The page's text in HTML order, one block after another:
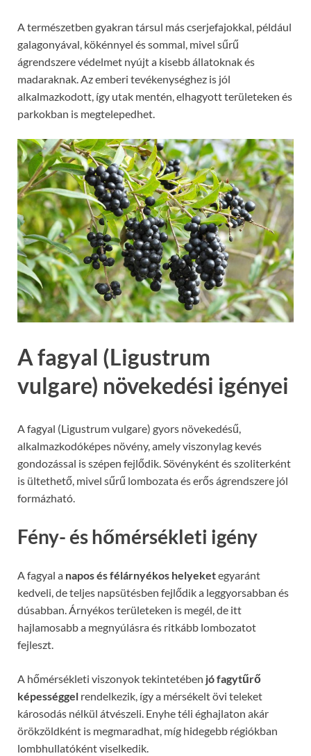
A természetben gyakran társul más cserjefajokkal, például
galagonyával, kökénnyel és sommal, mivel sűrű
ágrendszere védelmet nyújt a kisebb állatoknak és
madaraknak. Az emberi tevékenységhez is jól
alkalmazkodott, így utak mentén, elhagyott területeken és
parkokban is megtelepedhet.
A fagyal (Ligustrum
vulgare) növekedési igényei
A fagyal (Ligustrum vulgare) gyors növekedésű,
alkalmazkodóképes növény, amely viszonylag kevés
gondozással is szépen fejlődik. Sövényként és szoliterként
is ültethető, mivel sűrű lombozata és erős ágrendszere jól
formázható.
Fény- és hőmérsékleti igény
A fagyal a napos és félárnyékos helyeketegyaránt
kedveli, de teljes napsütésben fejlődik a leggyorsabban és
dúsabban. Árnyékos területeken is megél, de itt
hajlamosabb a megnyúlásra és ritkább lombozatot
fejleszt.
A hőmérsékleti viszonyok tekintetében jó fagytűrő
képességgel rendelkezik, így a mérsékelt övi teleket
károsodás nélkül átvészeli. Enyhe téli éghajlaton akár
örökzöldként is megmaradhat, míg hidegebb régiókban
lombhullatóként viselkedik.